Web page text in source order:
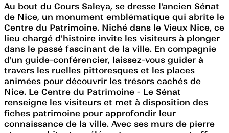
Au bout du Cours Saleya, se dresse l'ancien Sénat
de Nice, un monument emblématique qui abrite le
Centre du Patrimoine. Niché dans le Vieux Nice, ce
lieu chargé d'histoire invite les visiteurs à plonger
dans le passé fascinant de la ville. En compagnie
d'un guide-conférencier, laissez-vous guider à
travers les ruelles pittoresques et les places
animées pour découvrir les trésors cachés de
Nice. Le Centre du Patrimoine - Le Sénat
renseigne les visiteurs et met à disposition des
fiches patrimoine pour approfondir leur
connaissance de la ville. Avec ses murs de pierre